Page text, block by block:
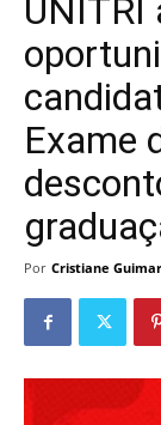
UNITRI
Exame
Por Cristiane